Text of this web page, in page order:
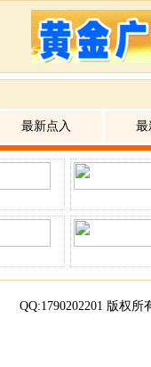
最新点入 最
QQ:1790202201 版权所